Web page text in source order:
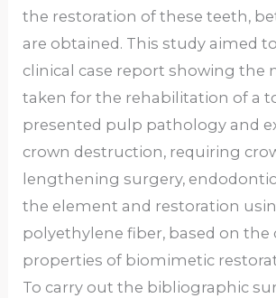
the restoration of these teeth,
are obtained. This study aimed
clinical case report showing the
taken for the rehabilitation of a
presented pulp pathology and
crown destruction, requiring
lengthening surgery,
the element and restoration
polyethylene fiber, based on the
properties of biomimetic
To carry out the bibliographic